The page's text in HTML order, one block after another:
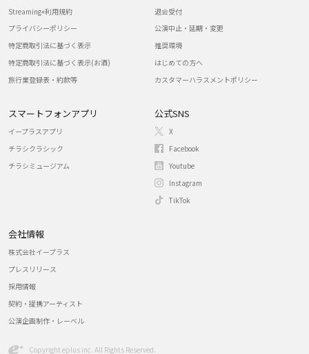
Streaming+利用規約
プライバシーポリシー
特定商取引法に基づく表示
特定商取引法に基づく表示(お酒)
旅行業登録表・約款等
退会受付
公演中止・延期・変更
推奨環境
はじめての方へ
カスタマーハラスメントポリシー
スマートフォンアプリ
イープラスアプリ
チラシクラシック
チラシミュージアム
公式SNS
X
Facebook
Youtube
Instagram
TikTok
会社情報
株式会社イープラス
プレスリリース
採用情報
契約・提携アーティスト
公演企画制作・レーベル
Copyright eplus inc. All Rights Reserved.